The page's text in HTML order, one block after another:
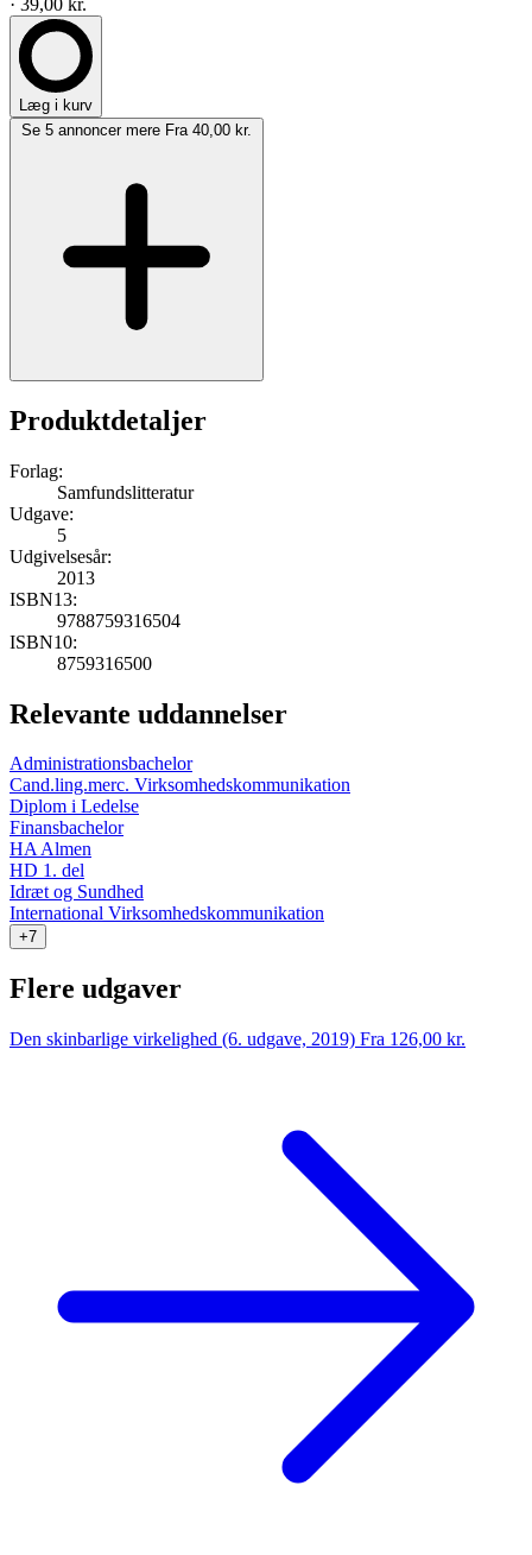
Læg i kurv
Se 5 annoncer mere Fra 40,00 kr.
Produktdetaljer
Forlag:
Samfundslitteratur
Udgave:
5
Udgivelsesår:
2013
ISBN13:
9788759316504
ISBN10:
8759316500
Relevante uddannelser
Administrationsbachelor
Cand.ling.merc. Virksomhedskommunikation
Diplom i Ledelse
Finansbachelor
HA Almen
HD 1. del
Idræt og Sundhed
International Virksomhedskommunikation
+7
Flere udgaver
Den skinbarlige virkelighed (6. udgave, 2019) Fra 126,00 kr.